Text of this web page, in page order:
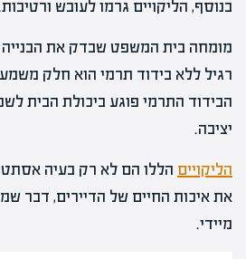
בנוסף, הליקויים גרמו לעובש
מומחה בית המשפט שבדק את הבנייה
רגיל ללא בידוד תרמי הוא חלק
הבידוד התרמי פוגע ביכולת הבית
יציבה.
הליקויים הללו הם לא רק בעיה
את איכות החיים של הדיירים, דבר
מיידי.